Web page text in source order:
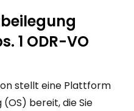
1 ODR-VO
stellt eine Plattform
bereit, die Sie